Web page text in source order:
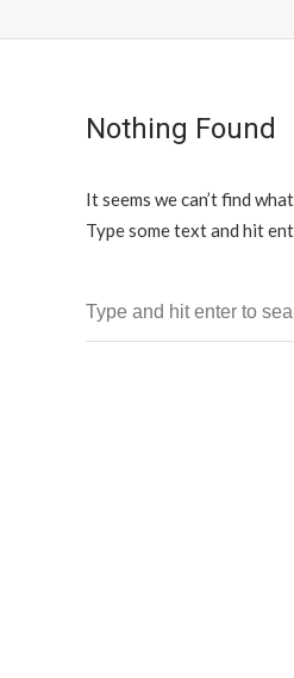
Nothing Found
It seems we can’t find
Type some text and hit